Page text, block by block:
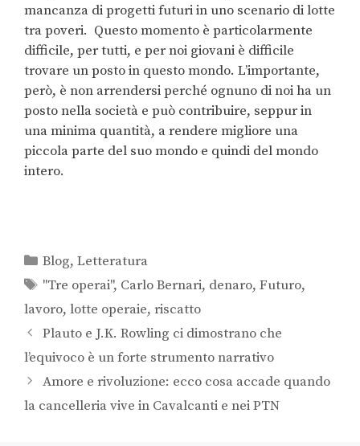
mancanza di progetti futuri in uno scenario di lotte
tra poveri. Questo momento è particolarmente
difficile, per tutti, e per noi giovani è difficile
trovare un posto in questo mondo. L’importante,
però, è non arrendersi perché ognuno di noi ha un
posto nella società e può contribuire, seppur in
una minima quantità, a rendere migliore una
piccola parte del suo mondo e quindi del mondo
intero.
Blog,Letteratura
"Tre operai", Carlo Bernari, denaro,Futuro,
lavoro, lotte operaie, riscatto
Plauto e J.K. Rowling ci dimostrano che
l’equivoco è un forte strumento narrativo
Amore e rivoluzione: ecco cosa accade quando
la cancelleria vive in Cavalcanti e nei PTN